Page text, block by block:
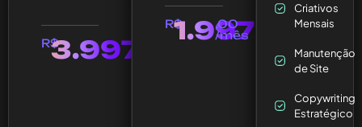
R$3.997
R$1.997
,00
/mês
Criativos
Mensais
Manutenção
de Site
Copywriting
Estratégico